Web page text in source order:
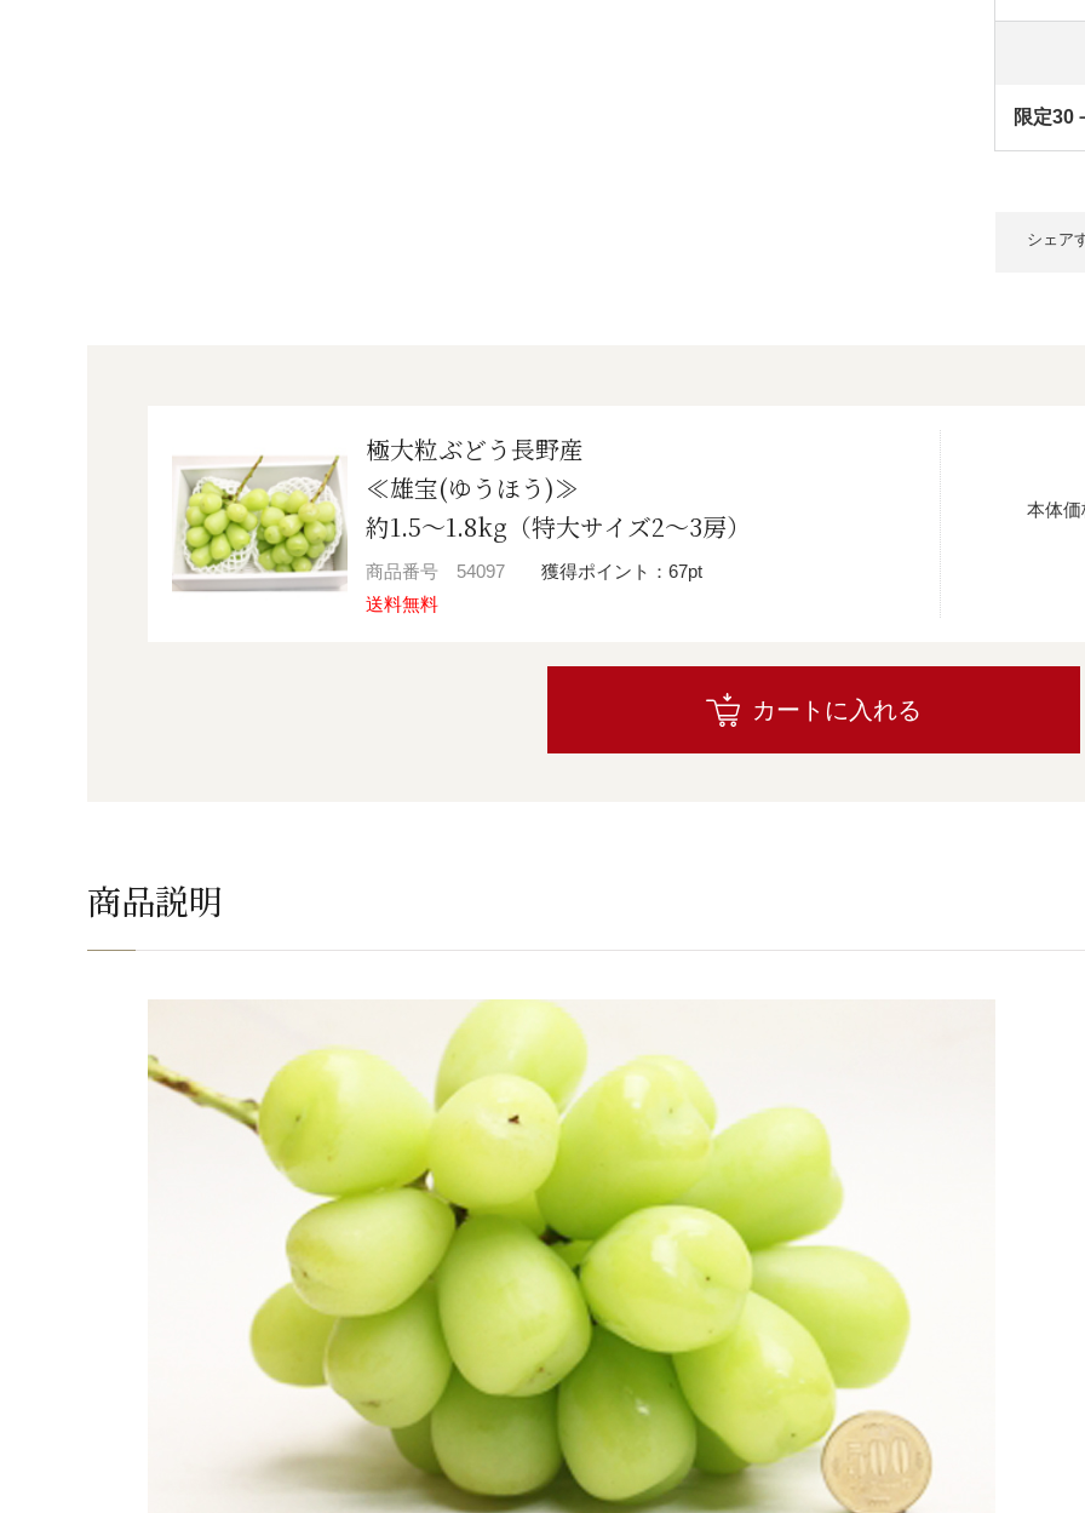
限定30
シェア
極大粒ぶどう長野産
≪雄宝(ゆうほう)≫
約1.5～1.8kg（特大サイズ2～3房）
商品番号 54097
獲得ポイント：67pt
送料無料
本体価
カートに入れる
商品説明